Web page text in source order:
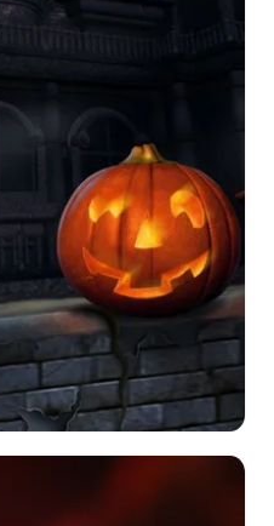
ホリデー バット 城